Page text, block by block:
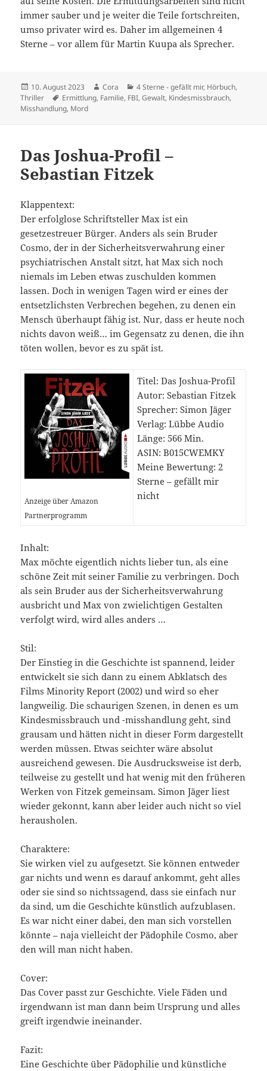
immer sauber und je weiter die Teile fortschreiten,
umso privater wird es. Daher im allgemeinen 4
Sterne – vor allem für Martin Kuupa als Sprecher.
Veröffentlicht
am
10. August 2023 Autor
Cora Kategorien
4 Sterne - gefällt mir, Hörbuch,
Thriller
Schlagwörter
Ermittlung, Familie, FBI,Gewalt, Kindesmissbrauch,
Misshandlung, Mord
Das Joshua-Profil –
Sebastian Fitzek
Klappentext:
Der erfolglose Schriftsteller Max ist ein
gesetzestreuer Bürger. Anders als sein Bruder
Cosmo, der in der Sicherheitsverwahrung einer
psychiatrischen Anstalt sitzt, hat Max sich noch
niemals im Leben etwas zuschulden kommen
lassen. Doch in wenigen Tagen wird er eines der
entsetzlichsten Verbrechen begehen, zu denen ein
Mensch überhaupt fähig ist. Nur, dass er heute noch
nichts davon weiß… im Gegensatz zu denen, die ihn
töten wollen, bevor es zu spät ist.
Anzeige über Amazon
Partnerprogramm
Titel: Das Joshua-Profil
Autor: Sebastian Fitzek
Sprecher: Simon Jäger
Verlag: Lübbe Audio
Länge: 566 Min.
ASIN: B015CWEMKY
Meine Bewertung: 2
Sterne – gefällt mir
nicht
Inhalt:
Max möchte eigentlich nichts lieber tun, als eine
schöne Zeit mit seiner Familie zu verbringen. Doch
als sein Bruder aus der Sicherheitsverwahrung
ausbricht und Max von zwielichtigen Gestalten
verfolgt wird, wird alles anders …
Stil:
Der Einstieg in die Geschichte ist spannend, leider
entwickelt sie sich dann zu einem Abklatsch des
Films Minority Report (2002) und wird so eher
langweilig. Die schaurigen Szenen, in denen es um
Kindesmissbrauch und -misshandlung geht, sind
grausam und hätten nicht in dieser Form dargestellt
werden müssen. Etwas seichter wäre absolut
ausreichend gewesen. Die Ausdrucksweise ist derb,
teilweise zu gestellt und hat wenig mit den früheren
Werken von Fitzek gemeinsam. Simon Jäger liest
wieder gekonnt, kann aber leider auch nicht so viel
herausholen.
Charaktere:
Sie wirken viel zu aufgesetzt. Sie können entweder
gar nichts und wenn es darauf ankommt, geht alles
oder sie sind so nichtssagend, dass sie einfach nur
da sind, um die Geschichte künstlich aufzublasen.
Es war nicht einer dabei, den man sich vorstellen
könnte – naja vielleicht der Pädophile Cosmo, aber
den will man nicht haben.
Cover:
Das Cover passt zur Geschichte. Viele Fäden und
irgendwann ist man dann beim Ursprung und alles
greift irgendwie ineinander.
Fazit:
Eine Geschichte über Pädophilie und künstliche